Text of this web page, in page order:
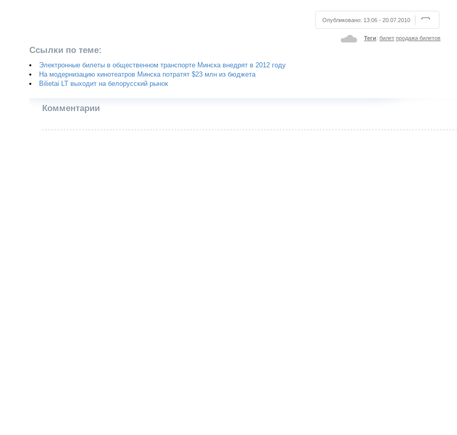
Опубликовано: 13:06 - 20.07.2010
Теги: билет продажа билетов
Ссылки по теме:
Электронные билеты в общественном транспорте Минска внедрят в 2012 году
На модернизацию кинотеатров Минска потратят $23 млн из бюджета
Bilietai LT выходит на белорусский рынок
Комментарии